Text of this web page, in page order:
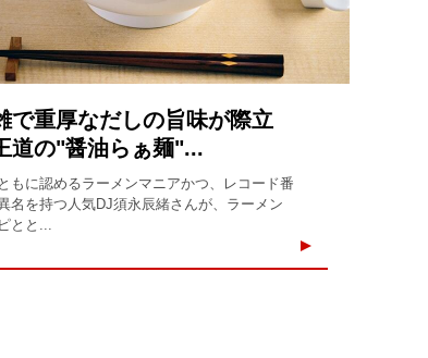
で重厚なだしの旨味が際立
道の"醤油らぁ麺"...
もに認めるラーメンマニアかつ、レコード番
名を持つ人気DJ須永辰緒さんが、ラーメン
とと...